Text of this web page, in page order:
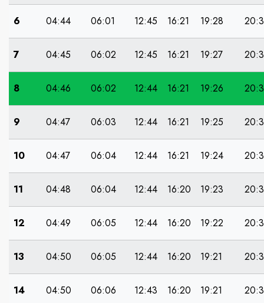
6 04:44 06:01 12:45 16:21 19:28
7 04:45 06:02 12:45 16:21 19:27
8 04:46 06:02 12:44 16:21 19:26
9 04:47 06:03 12:44 16:21 19:25
10 04:47 06:04 12:44 16:21 19:24
11 04:48 06:04 12:44 16:20 19:23
12 04:49 06:05 12:44 16:20 19:22
13 04:50 06:05 12:44 16:20 19:21
14 04:50 06:06 12:43 16:20 19:21